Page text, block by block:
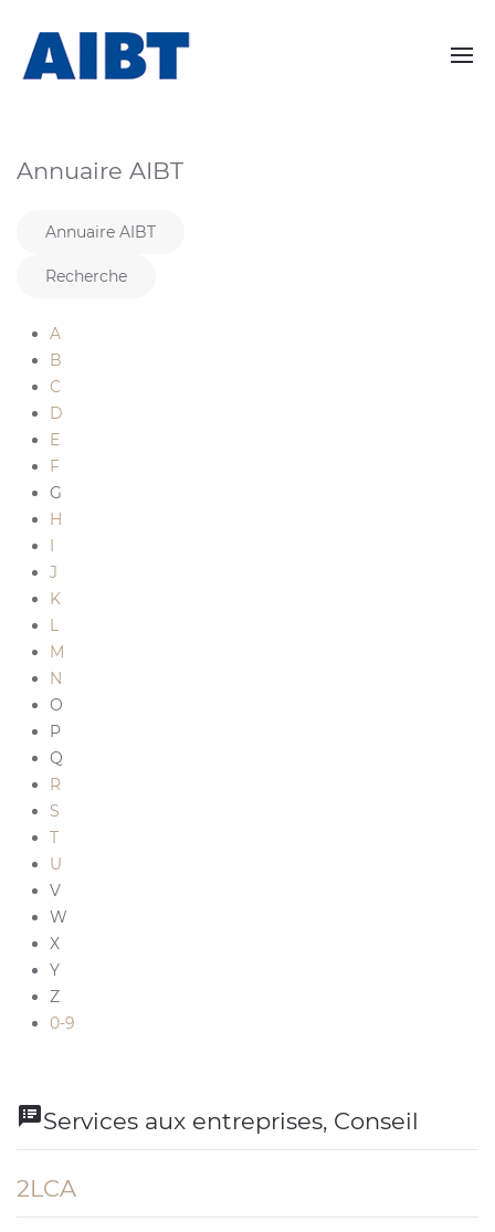
Annuaire AIBT
Annuaire AIBT
Recherche
A
B
C
D
E
F
G
H
I
J
K
L
M
N
O
P
Q
R
S
T
U
V
W
X
Y
Z
0-9
speaker_notesServices aux entreprises, Conseil
2LCA